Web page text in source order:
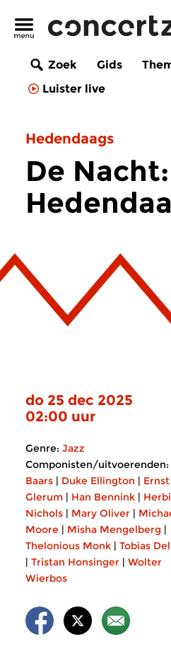
Zoek Gids
Luister live
Hedendaags
De Nacht:
do 25 dec 2025
02:00 uur
Genre: Jazz
Componisten/uitvoerenden:
Baars | Duke Ellington | Ernst
Glerum | Han Bennink |
Nichols | Mary Oliver |
Moore | Misha Mengelberg |
Thelonious Monk | Tobias
| Tristan Honsinger | Wolter
Wierbos